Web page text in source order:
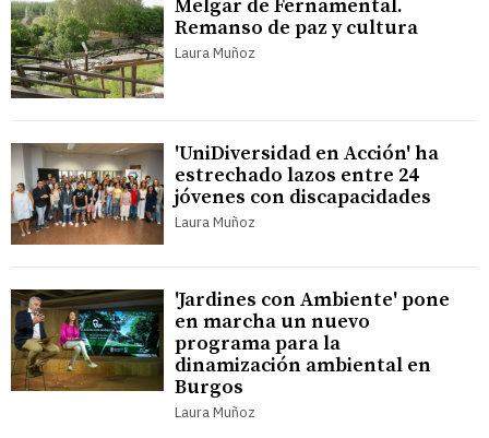
Melgar de Fernamental.
Remanso de paz y cultura
Laura Muñoz
'UniDiversidad en Acción' ha
estrechado lazos entre 24
jóvenes con discapacidades
Laura Muñoz
'Jardines con Ambiente' pone
en marcha un nuevo
programa para la
dinamización ambiental en
Burgos
Laura Muñoz